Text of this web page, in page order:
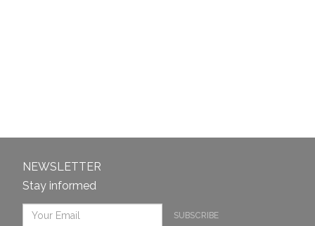
NEWSLETTER
Stay informed
SUBSCRIBE